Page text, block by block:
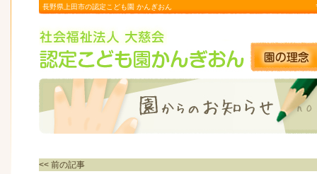
長野県上田市の認定こども園 かんぎおん
<< 前の記事